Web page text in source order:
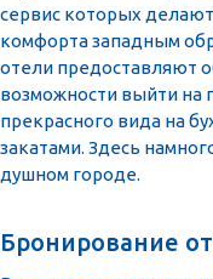
сервис которых
комфорта западным
отели предоставляют
возможности выйти на
прекрасного вида на
закатами. Здесь
душном городе.
Бронирование